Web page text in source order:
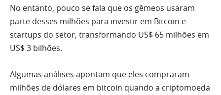
No entanto, pouco se fala que os gêmeos usaram
parte desses milhões para investir em Bitcoin e
startups do setor, transformando US$ 65 milhões em
US$ 3 bilhões.
Algumas análises apontam que eles compraram
milhões de dólares em bitcoin quando a criptomoeda